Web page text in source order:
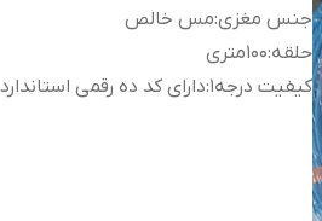
جنس مغزی:مس خالص
حلقه:100متری
کیفیت درجه1 :دارای کد ده رقمی استاندارد